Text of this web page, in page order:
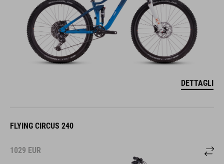
DETTAGLI
FLYING CIRCUS 240
1029 EUR